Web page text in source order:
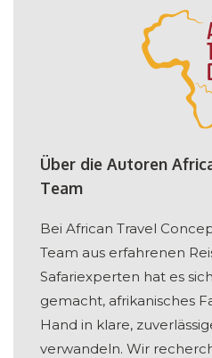
Über die Autoren
Team
Bei African Travel
Team aus erfahrenen
Safariexperten hat es
gemacht, afrikanisches
Hand in klare,
verwandeln. Wir